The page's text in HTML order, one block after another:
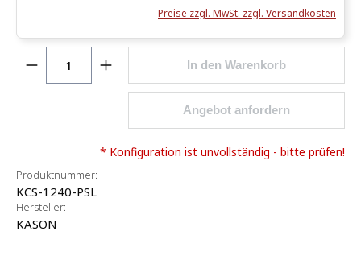
Preise zzgl. MwSt. zzgl. Versandkosten
Produkt Anzahl: Gib den gewünschten Wert
In den Warenkorb
Angebot anfordern
* Konfiguration ist unvollständig - bitte prüfen!
Produktnummer:
KCS-1240-PSL
Hersteller:
KASON